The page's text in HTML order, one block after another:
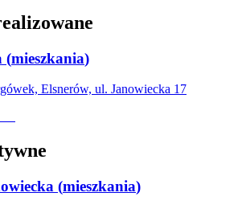
(mieszkania)
Elsnerów, ul. Janowiecka 17
(mieszkania)